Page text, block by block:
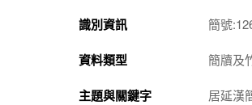
識別資訊 簡號
資料類型 簡牘及
主題與關鍵字 居延漢